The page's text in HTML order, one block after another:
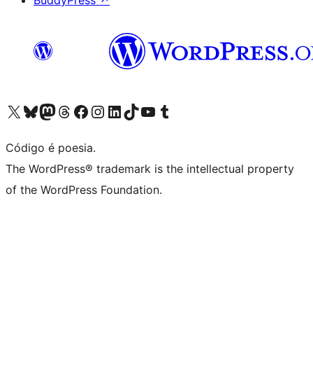
Visite a nossa conta X (antigo Twitter)
Visit our Bluesky account
Visit our Mastodon account
Visit our Threads account
Visite a nossa página do Facebook
Visite a nossa conta no Instagram
Visite a nossa conta no LinkedIn
Visit our TikTok account
Visit our YouTube channel
Visit our Tumblr account
Código é poesia.
The WordPress® trademark is the intellectual property
of the WordPress Foundation.